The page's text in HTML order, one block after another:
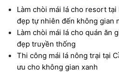
Làm chòi mái lá cho resort
đẹp tự nhiên đến không gian
Làm chòi mái lá cho quán ăn
đẹp truyền thống
Thi công mái lá nông trại tại
ưu cho không gian xanh